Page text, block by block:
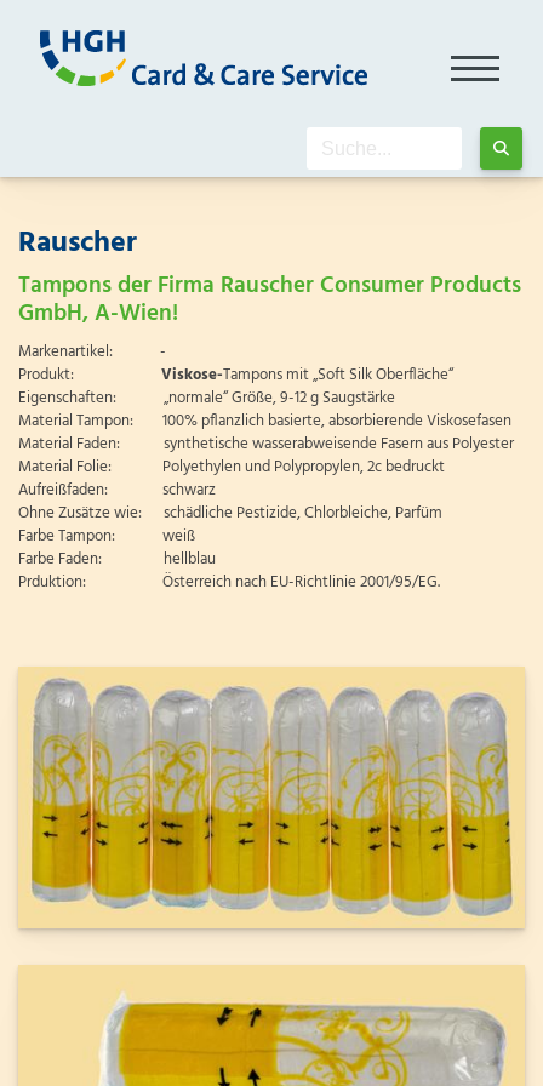
Rauscher
Tampons der Firma Rauscher Consumer Products
GmbH, A-Wien!
Markenartikel: -
Produkt: Viskose-Tampons mit „Soft Silk Oberfläche“
Eigenschaften: „normale“ Größe, 9-12 g Saugstärke
Material Tampon: 100% pflanzlich basierte, absorbierende Viskosefasen
Material Faden: synthetische wasserabweisende Fasern aus Polyester
Material Folie: Polyethylen und Polypropylen, 2c bedruckt
Aufreißfaden: schwarz
Ohne Zusätze wie: schädliche Pestizide, Chlorbleiche, Parfüm
Farbe Tampon: weiß
Farbe Faden: hellblau
Prduktion: Österreich nach EU-Richtlinie 2001/95/EG.